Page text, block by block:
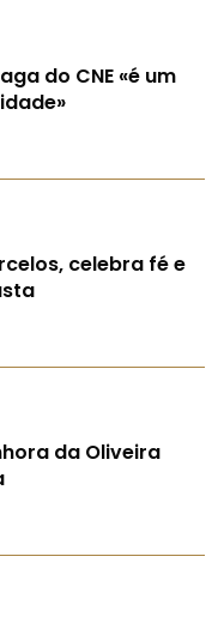
do CNE «é um
celebra fé e
da Oliveira